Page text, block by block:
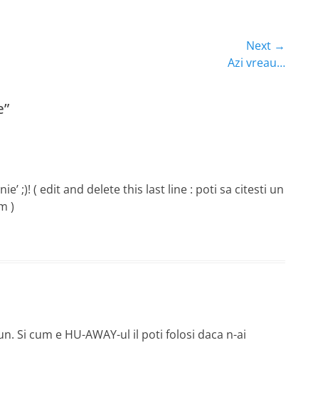
Next →
Azi vreau…
;)! ( edit and delete this last line : poti sa citesti un
)
Si cum e HU-AWAY-ul il poti folosi daca n-ai